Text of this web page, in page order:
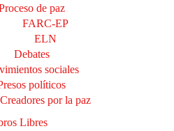
de paz
FARC-EP
ELN
Debates
sociales
políticos
por la paz
Libres